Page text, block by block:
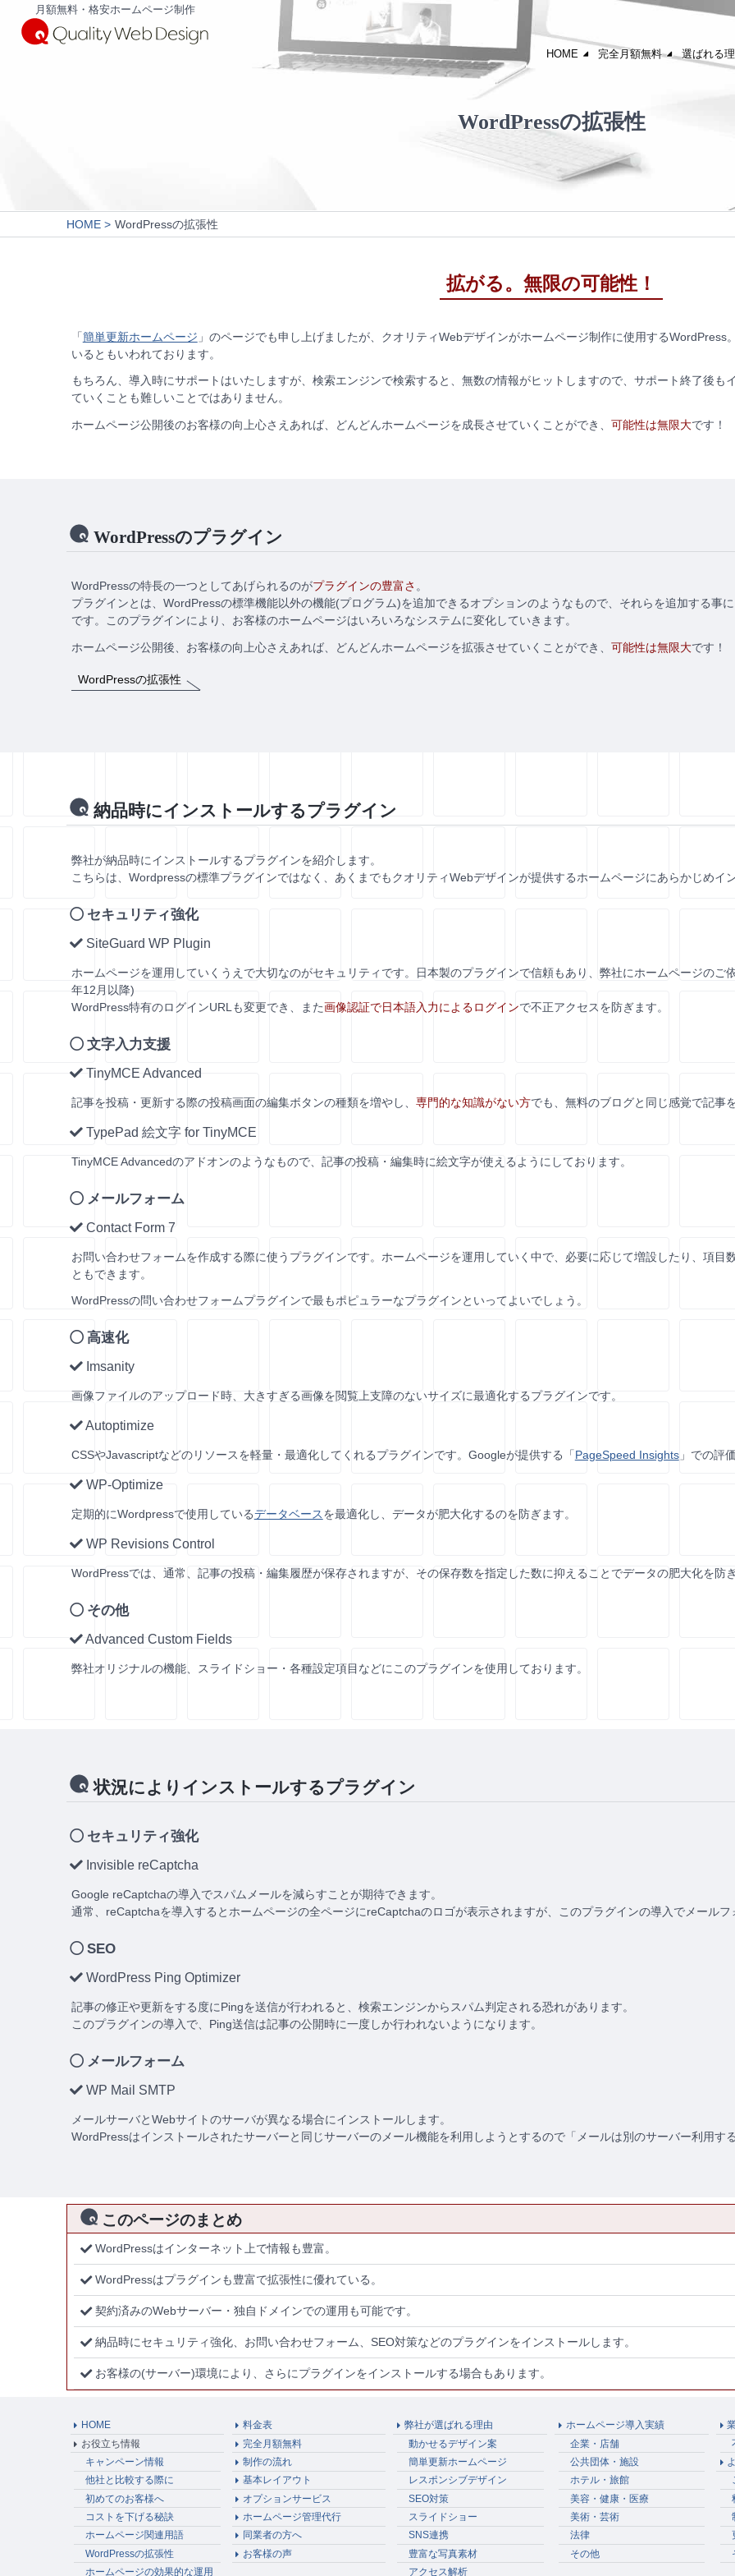
月額無料・格安ホームページ制作
WordPressの拡張性
HOME 完全月額無料 選ばれる
HOME WordPressの拡張性
拡がる。無限の可能性！
「簡単更新ホームページ 」のページでも申し上げましたが、クオリティWebデザインがホームページ制作に使用する
いるともいわれております。
もちろん、導入時にサポートはいたしますが、検索エンジンで検索すると、無数の情報がヒットしますので、サポート終了後
ていくことも難しいことではありません。
ホームページ公開後のお客様の向上心さえあれば、どんどんホームページを成長させていくことができ、 可能性は無限大です！
WordPressのプラグイン
WordPressの特長の一つとしてあげられるのがプラグインの豊富さ 。
プラグインとは、WordPressの標準機能以外の機能(プログラム)を追加できるオプションのようなもので、それらを追加する事
です。このプラグインにより、お客様のホームページはいろいろなシステムに変化していきます。
ホームページ公開後、お客様の向上心さえあれば、どんどんホームページを拡張させていくことができ、 可能性は無限大です！
WordPressの拡張性
納品時にインストールするプラグイン
弊社が納品時にインストールするプラグインを紹介します。
こちらは、Wordpressの標準プラグインではなく、あくまでもクオリティWebデザインが提供するホームページにあらかじめイ
セキュリティ強化
SiteGuard WP Plugin
ホームページを運用していくうえで大切なのがセキュリティです。日本製のプラグインで信頼もあり、弊社にホームページの
年12月以降)
WordPress特有のログインURLも変更でき、また画像認証で日本語入力によるログインで不正アクセスを防ぎます。
文字入力支援
TinyMCE Advanced
記事を投稿・更新する際の投稿画面の編集ボタンの種類を増やし、 専門的な知識がない方でも、無料のブログと同じ感覚で記事
TypePad 絵文字 for TinyMCE
TinyMCE Advancedのアドオンのようなもので、記事の投稿・編集時に絵文字が使えるようにしております。
メールフォーム
Contact Form 7
お問い合わせフォームを作成する際に使うプラグインです。ホームページを運用していく中で、必要に応じて増設したり、項
ともできます。
WordPressの問い合わせフォームプラグインで最もポピュラーなプラグインといってよいでしょう。
高速化
Imsanity
画像ファイルのアップロード時、大きすぎる画像を閲覧上支障のないサイズに最適化するプラグインです。
Autoptimize
CSSやJavascriptなどのリソースを軽量・最適化してくれるプラグインです。Googleが提供する「PageSpeed Insights」での評
WP-Optimize
定期的にWordpressで使用しているデータベースを最適化し、データが肥大化するのを防ぎます。
WP Revisions Control
WordPressでは、通常、記事の投稿・編集履歴が保存されますが、その保存数を指定した数に抑えることでデータの肥大化を防
その他
Advanced Custom Fields
弊社オリジナルの機能、スライドショー・各種設定項目などにこのプラグインを使用しております。
状況によりインストールするプラグイン
セキュリティ強化
Invisible reCaptcha
Google reCaptchaの導入でスパムメールを減らすことが期待できます。
通常、reCaptchaを導入するとホームページの全ページにreCaptchaのロゴが表示されますが、このプラグインの導入でメール
SEO
WordPress Ping Optimizer
記事の修正や更新をする度にPingを送信が行われると、検索エンジンからスパム判定される恐れがあります。
このプラグインの導入で、Ping送信は記事の公開時に一度しか行われないようになります。
メールフォーム
WP Mail SMTP
メールサーバとWebサイトのサーバが異なる場合にインストールします。
WordPressはインストールされたサーバーと同じサーバーのメール機能を利用しようとするので「メールは別のサーバー利用す
このページのまとめ
WordPressはインターネット上で情報も豊富。
WordPressはプラグインも豊富で拡張性に優れている。
契約済みのWebサーバー・独自ドメインでの運用も可能です。
納品時にセキュリティ強化、お問い合わせフォーム、SEO対策などのプラグインをインストールします。
お客様の(サーバー)環境により、さらにプラグインをインストールする場合もあります。
HOME
お役立ち情報
キャンペーン情報
他社と比較する際に
初めてのお客様へ
コストを下げる秘訣
ホームページ関連用語
WordPressの拡張性
ホームページの効果的な運用
料金表
完全月額無料
制作の流れ
基本レイアウト
オプションサービス
ホームページ管理代行
同業者の方へ
お客様の声
弊社が選ばれる理由
動かせるデザイン案
簡単更新ホームページ
レスポンシブデザイン
SEO対策
スライドショー
SNS連携
豊富な写真素材
アクセス解析
ホームページ導入実績
企業・店舗
公共団体・施設
ホテル・旅館
美容・健康・医療
美術・芸術
法律
その他